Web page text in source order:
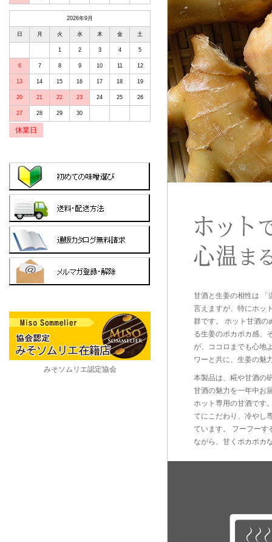
甘酒と生姜の相性は 「
言えますが、特にホッ
群です。 ホット甘酒の
る生姜のポカポカ感、
が、ココロまでも心地
ワーと共に、生姜の魅
本製品は、糀や甘酒の
甘酒の魅力を一年中お
ホット専用の甘酒です
てにこだわり、冷やし
ています。 フーフーす
ながら、甘くポカポカ
2026年9月
日 月 火 水 木 金 土
1 2 3 4 5
6 7 8 9 10 11 12
13 14 15 16 17 18 19
20 21 22 23 24 25 26
27 28 29 30
休業日
みそソムリエ認定協会